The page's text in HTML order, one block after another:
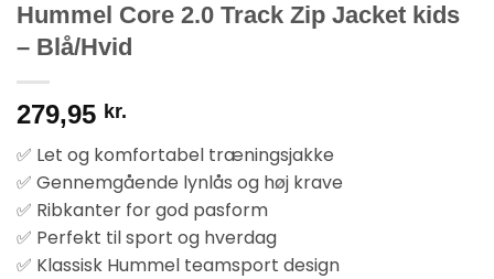
Hummel Core 2.0 Track Zip Jacket kids
– Blå/Hvid
279,95 kr.
✅ Let og komfortabel træningsjakke
✅ Gennemgående lynlås og høj krave
✅ Ribkanter for god pasform
✅ Perfekt til sport og hverdag
✅ Klassisk Hummel teamsport design